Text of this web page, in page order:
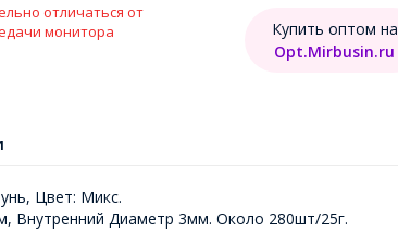
отличаться от
монитора
Купить оптом на
Opt.Mirbusin.ru
Цвет: Микс.
Внутренний Диаметр 3мм. Около 280шт/25г.